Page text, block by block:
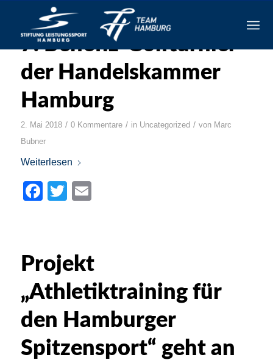
7. Benefiz-Golfturnier
der Handelskammer
Hamburg
2. Mai 2018 / 0 Kommentare / in Uncategorized / von Marc
Bubner
Weiterlesen
Facebook
Twitter
Projekt
„Athletiktraining für
den Hamburger
Spitzensport“ geht an